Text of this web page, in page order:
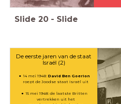
Slide 20 - Slide
De eerste jaren van de staat
Israël (2)
14 mei 1948: David Ben Goerion
roept de Joodse staat Israël uit
15 mei 1948: de laatste Britten
vertrekken uit het